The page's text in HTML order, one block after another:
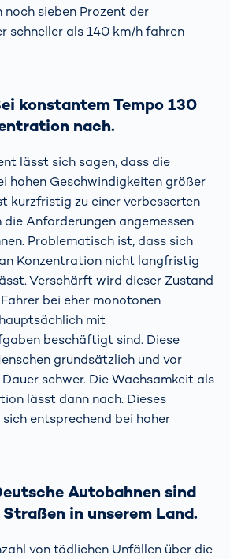
sieben Prozent der
schneller als 140 km/h fahren
konstantem Tempo 130
nach.
lässt sich sagen, dass die
hohen Geschwindigkeiten größer
kurzfristig zu einer verbesserten
Anforderungen angemessen
Problematisch ist, dass sich
Konzentration nicht langfristig
Verschärft wird dieser Zustand
bei eher monotonen
mit
beschäftigt sind. Diese
grundsätzlich und vor
schwer. Die Wachsamkeit als
lässt dann nach. Dieses
entsprechend bei hoher
Autobahnen sind
in unserem Land.
von tödlichen Unfällen über die